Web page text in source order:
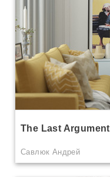
The Last Argument
Савлюк Андрей